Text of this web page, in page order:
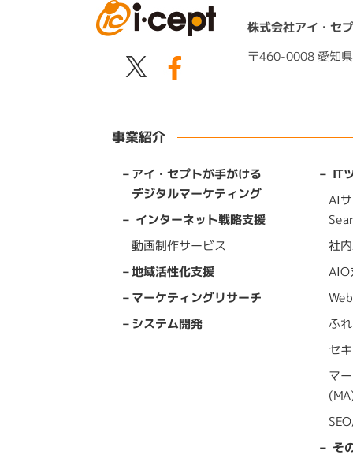
株式会社アイ・セ
〒460-0008 愛知
事業紹介
アイ・セプトが手がける
デジタルマーケティング
インターネット戦略支援
動画制作サービス
地域活性化支援
マーケティングリサーチ
システム開発
IT
AI
社
AIO
ふ
セ
マ
そ